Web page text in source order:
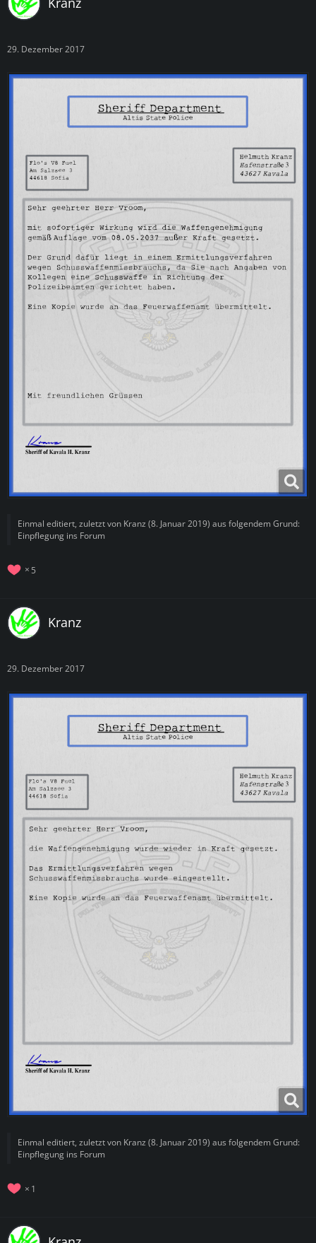
29. Dezember 2017
Einmal editiert, zuletzt von Kranz (8. Januar 2019) aus folgendem Grund:
Einpflegung ins Forum
5
Kranz
29. Dezember 2017
Einmal editiert, zuletzt von Kranz (8. Januar 2019) aus folgendem Grund:
Einpflegung ins Forum
1